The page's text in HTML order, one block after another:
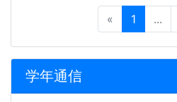
« 1 ...
学年通信